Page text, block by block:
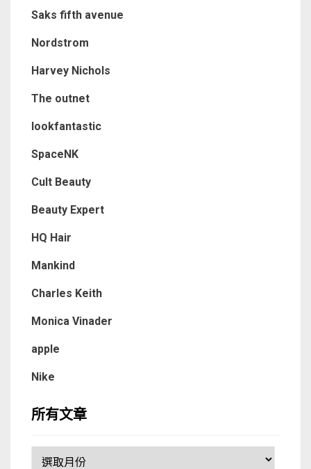
Saks fifth avenue
Nordstrom
Harvey Nichols
The outnet
lookfantastic
SpaceNK
Cult Beauty
Beauty Expert
HQ Hair
Mankind
Charles Keith
Monica Vinader
apple
Nike
所有文章